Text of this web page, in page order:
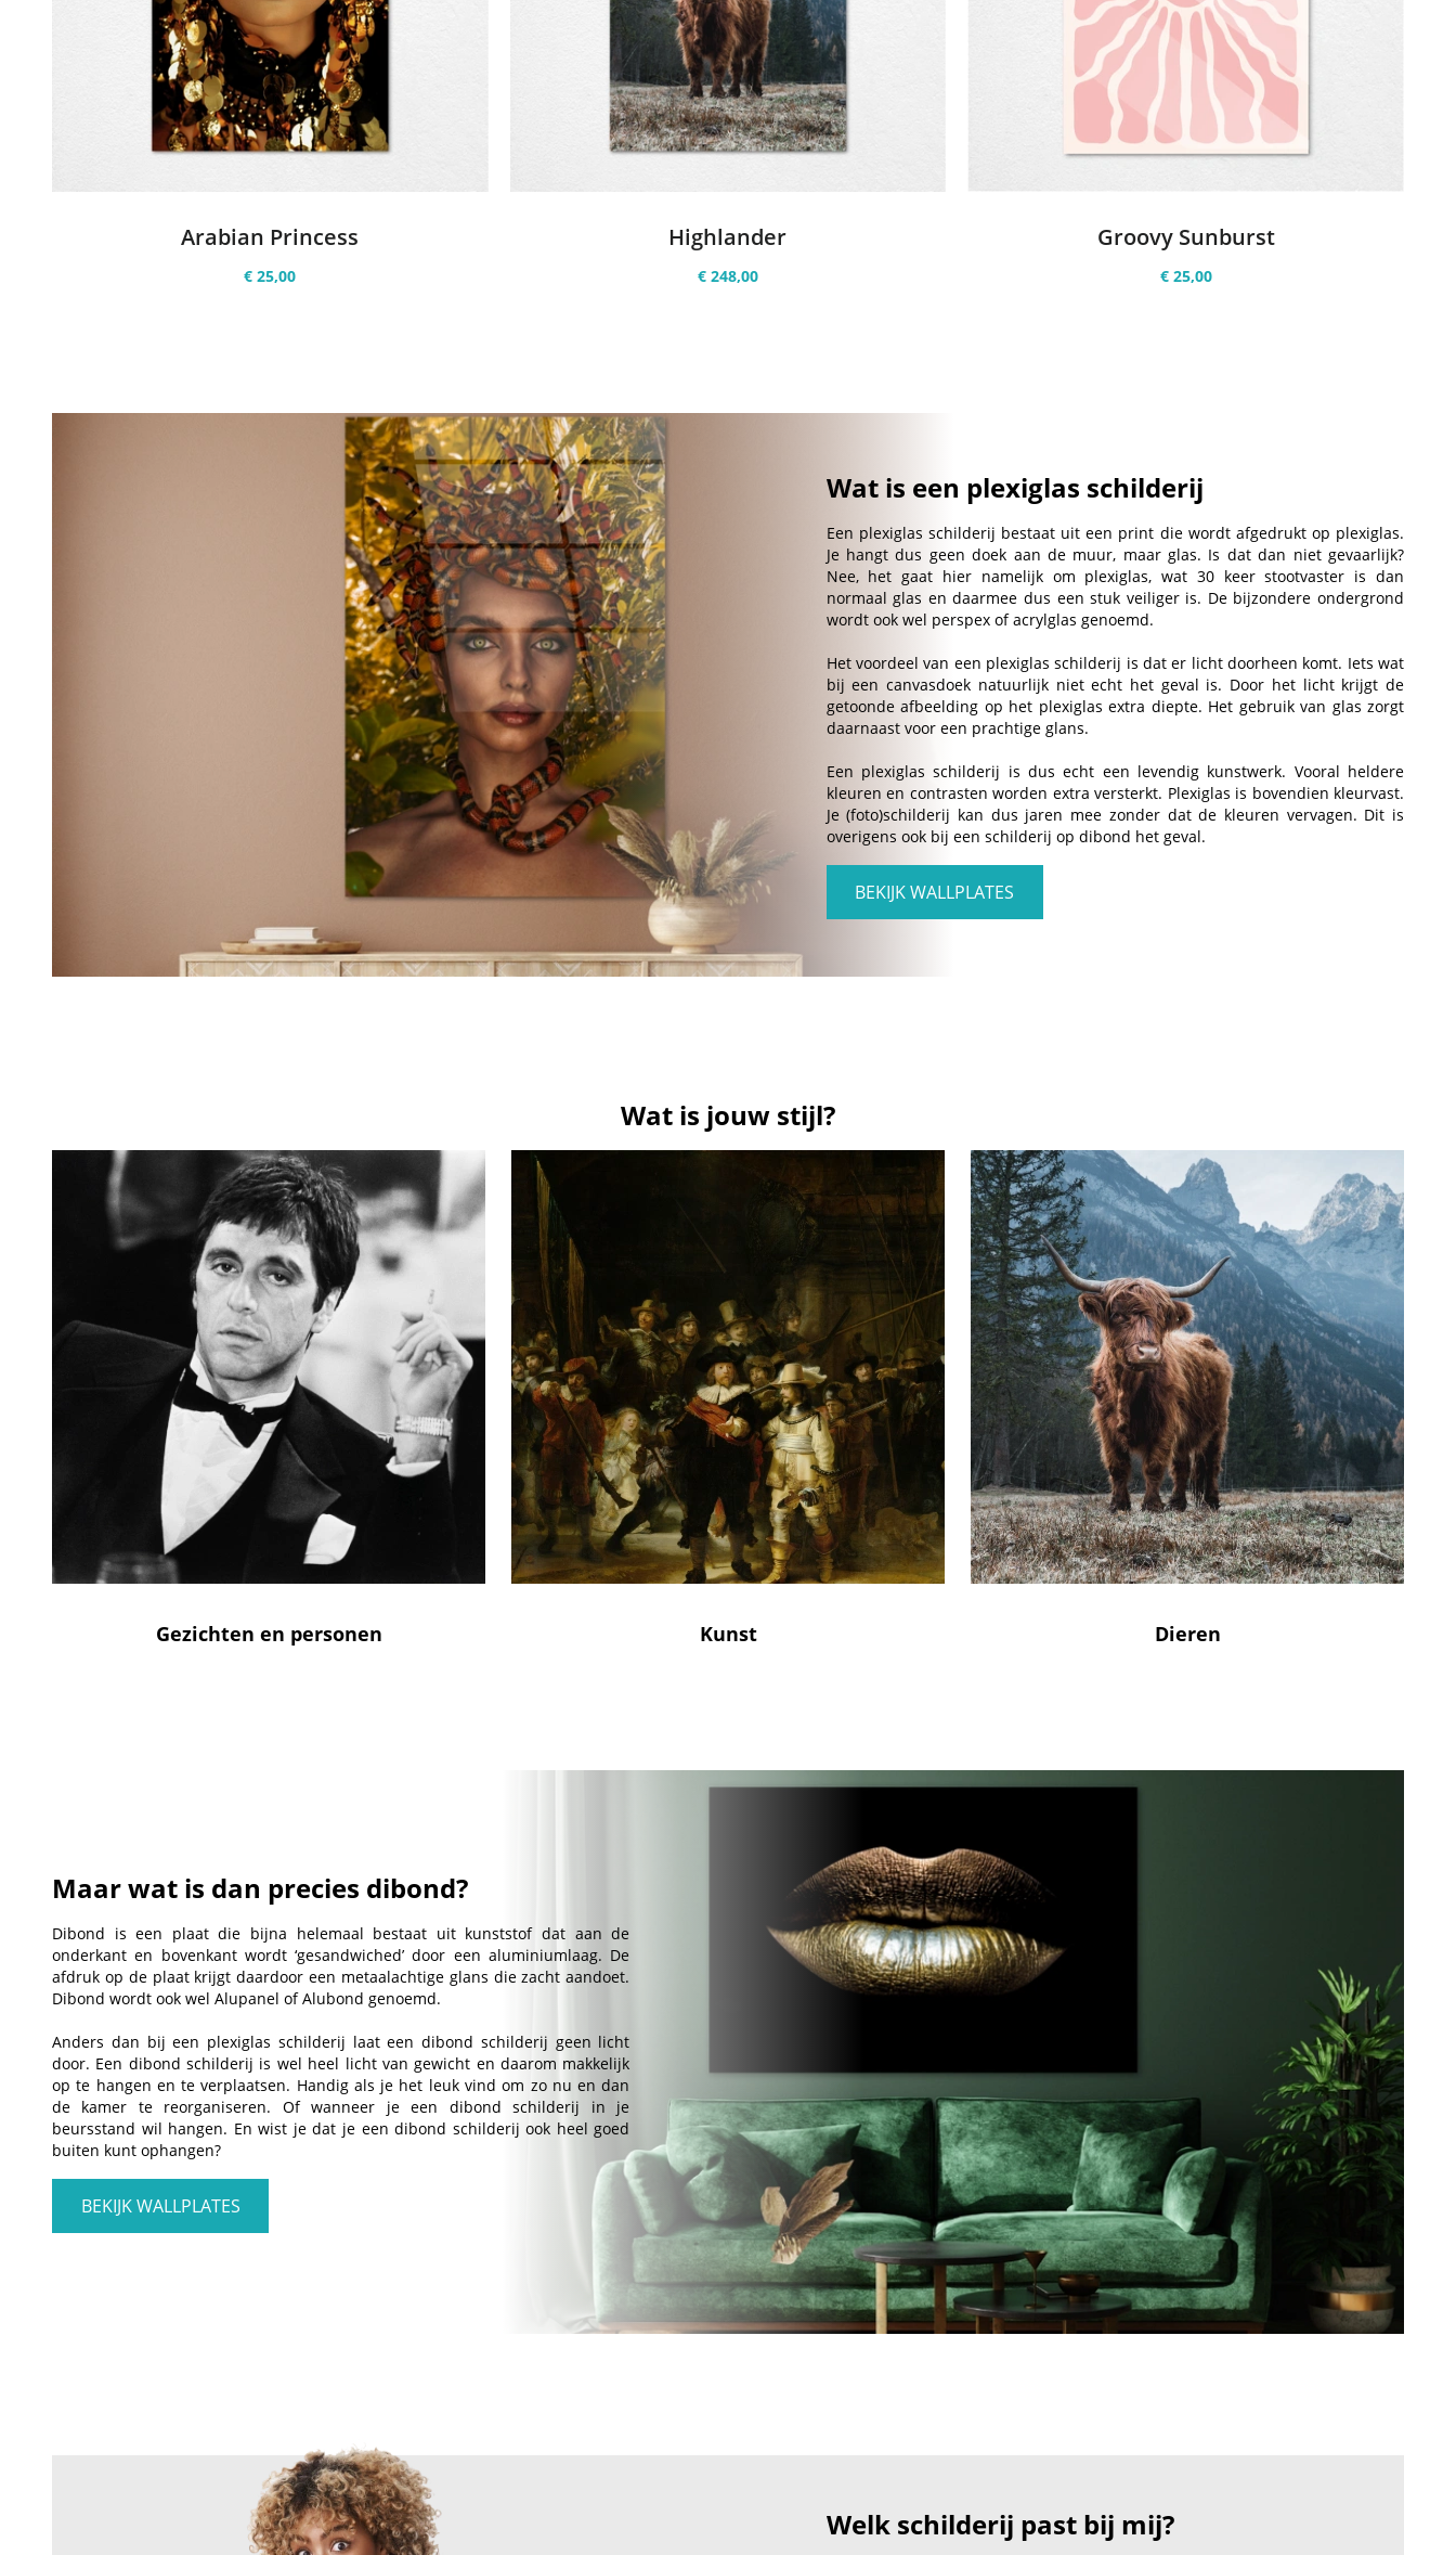
Arabian Princess
€ 25,00
Highlander
€ 248,00
Groovy Sunburst
€ 25,00
Wat is een plexiglas schilderij
Een plexiglas schilderij bestaat uit een print die wordt afgedrukt op plexiglas.
Je hangt dus geen doek aan de muur, maar glas. Is dat dan niet gevaarlijk?
Nee, het gaat hier namelijk om plexiglas, wat 30 keer stootvaster is dan
normaal glas en daarmee dus een stuk veiliger is. De bijzondere ondergrond
wordt ook wel perspex of acrylglas genoemd.
Het voordeel van een plexiglas schilderij is dat er licht doorheen komt. Iets wat
bij een canvasdoek natuurlijk niet echt het geval is. Door het licht krijgt de
getoonde afbeelding op het plexiglas extra diepte. Het gebruik van glas zorgt
daarnaast voor een prachtige glans.
Een plexiglas schilderij is dus echt een levendig kunstwerk. Vooral heldere
kleuren en contrasten worden extra versterkt. Plexiglas is bovendien kleurvast.
Je (foto)schilderij kan dus jaren mee zonder dat de kleuren vervagen. Dit is
overigens ook bij een schilderij op dibond het geval.
BEKIJK WALLPLATES
Wat is jouw stijl?
Gezichten en personen Kunst Dieren
Maar wat is dan precies dibond?
Dibond is een plaat die bijna helemaal bestaat uit kunststof dat aan de
onderkant en bovenkant wordt ‘gesandwiched’ door een aluminiumlaag. De
afdruk op de plaat krijgt daardoor een metaalachtige glans die zacht aandoet.
Dibond wordt ook wel Alupanel of Alubond genoemd.
Anders dan bij een plexiglas schilderij laat een dibond schilderij geen licht
door. Een dibond schilderij is wel heel licht van gewicht en daarom makkelijk
op te hangen en te verplaatsen. Handig als je het leuk vind om zo nu en dan
de kamer te reorganiseren. Of wanneer je een dibond schilderij in je
beursstand wil hangen. En wist je dat je een dibond schilderij ook heel goed
buiten kunt ophangen?
BEKIJK WALLPLATES
Welk schilderij past bij mij?